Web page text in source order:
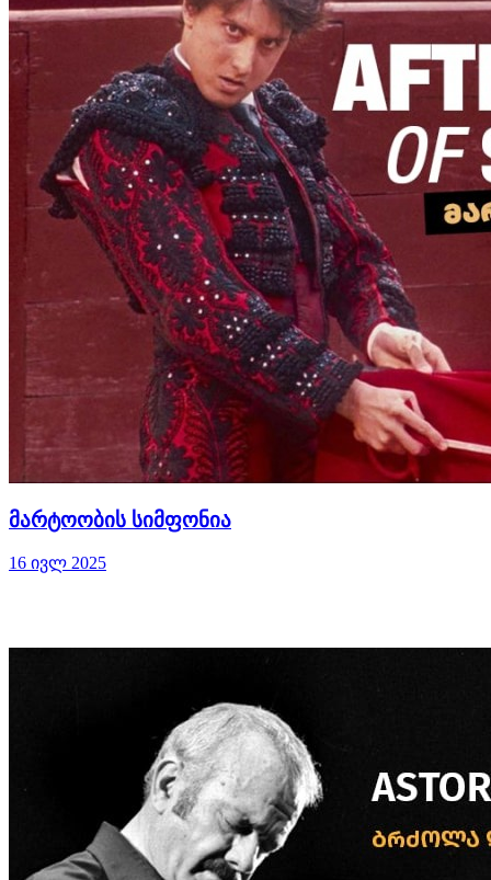
მარტოობის სიმფონია
16 ივლ 2025